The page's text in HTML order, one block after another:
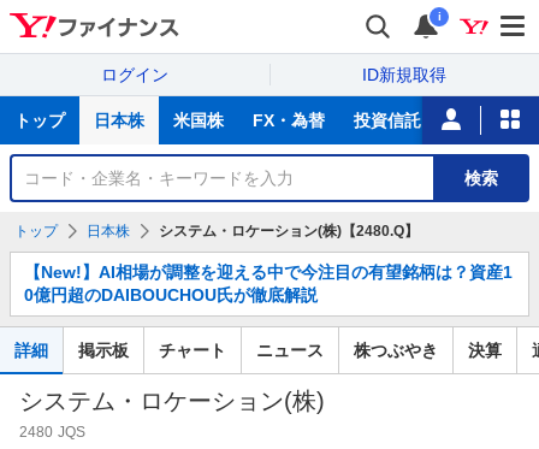
i
ログイン ID新規取得
サ
トップ 日本株 米国株 FX・為替 投資信託 ニュース
銘
検
検索
トップ 日本株 システム・ロケーション(株)【2480.Q】
知
ら
せ
【New!】AI相場が調整を迎える中で今注目の有望銘柄は？資産1
0億円超のDAIBOUCHOU氏が徹底解説
詳細 掲示板 チャート ニュース 株つぶやき 決算
システム・ロケーション(株)
2480 JQS